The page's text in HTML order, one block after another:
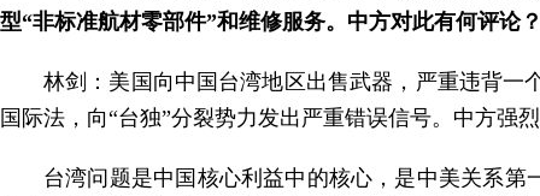
型“非标准航材零部件”和维修服务。中方对此有何评论
林剑：美国向中国台湾地区出售武器，严重违背一
国际法，向“台独”分裂势力发出严重错误信号。中方强
台湾问题是中国核心利益中的核心，是中美关系